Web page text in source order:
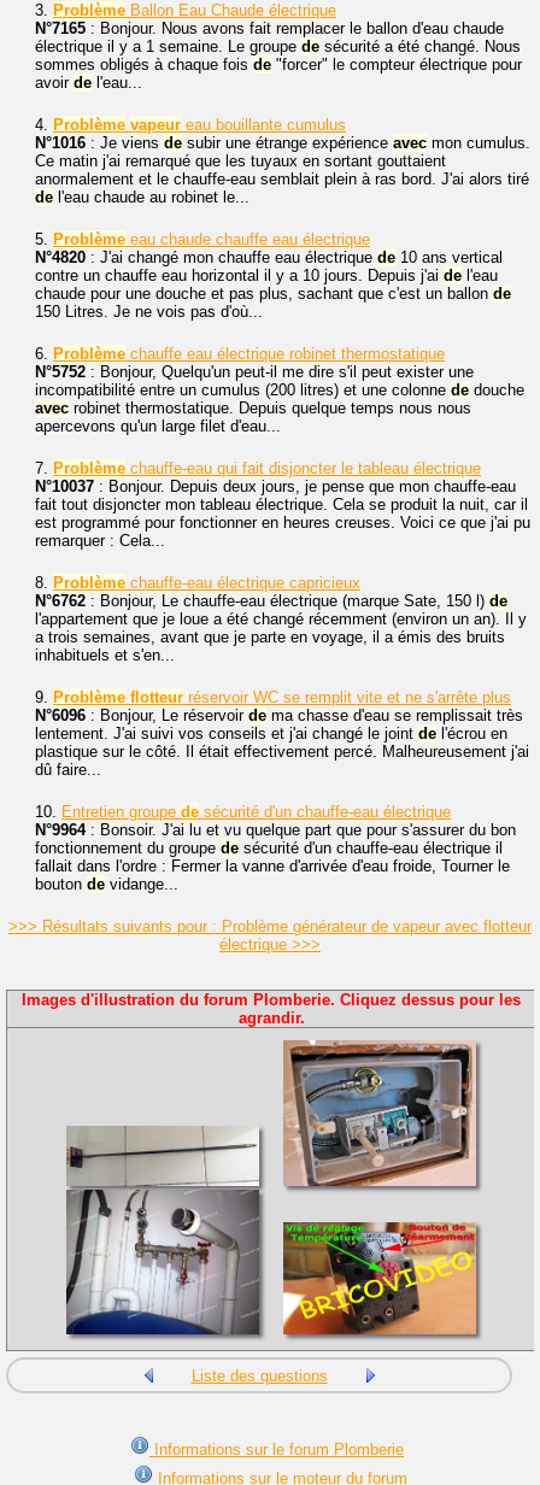
3. Problème Ballon Eau Chaude électrique
N°7165 : Bonjour. Nous avons fait remplacer le ballon d'eau chaude
électrique il y a 1 semaine. Le groupe de sécurité a été changé. Nous
sommes obligés à chaque fois de "forcer" le compteur électrique pour
avoir de l'eau...
4. Problème vapeur eau bouillante cumulus
N°1016 : Je viens de subir une étrange expérience avec mon cumulus.
Ce matin j'ai remarqué que les tuyaux en sortant gouttaient
anormalement et le chauffe-eau semblait plein à ras bord. J'ai alors tiré
de l'eau chaude au robinet le...
5. Problème eau chaude chauffe eau électrique
N°4820 : J'ai changé mon chauffe eau électrique de 10 ans vertical
contre un chauffe eau horizontal il y a 10 jours. Depuis j'ai de l'eau
chaude pour une douche et pas plus, sachant que c'est un ballon de
150 Litres. Je ne vois pas d'où...
6. Problème chauffe eau électrique robinet thermostatique
N°5752 : Bonjour, Quelqu'un peut-il me dire s'il peut exister une
incompatibilité entre un cumulus (200 litres) et une colonne de douche
avec robinet thermostatique. Depuis quelque temps nous nous
apercevons qu'un large filet d'eau...
7. Problème chauffe-eau qui fait disjoncter le tableau électrique
N°10037 : Bonjour. Depuis deux jours, je pense que mon chauffe-eau
fait tout disjoncter mon tableau électrique. Cela se produit la nuit, car il
est programmé pour fonctionner en heures creuses. Voici ce que j'ai pu
remarquer : Cela...
8. Problème chauffe-eau électrique capricieux
N°6762 : Bonjour, Le chauffe-eau électrique (marque Sate, 150 l) de
l'appartement que je loue a été changé récemment (environ un an). Il y
a trois semaines, avant que je parte en voyage, il a émis des bruits
inhabituels et s'en...
9. Problème flotteur réservoir WC se remplit vite et ne s'arrête plus
N°6096 : Bonjour, Le réservoir de ma chasse d'eau se remplissait très
lentement. J'ai suivi vos conseils et j'ai changé le joint de l'écrou en
plastique sur le côté. Il était effectivement percé. Malheureusement j'ai
dû faire...
10. Entretien groupe de sécurité d'un chauffe-eau électrique
N°9964: Bonsoir. J'ai lu et vu quelque part que pour s'assurer du bon
fonctionnement du groupe de sécurité d'un chauffe-eau électrique il
fallait dans l'ordre : Fermer la vanne d'arrivée d'eau froide, Tourner le
bouton de vidange...
>>> Résultats suivants pour : Problème générateur de vapeur avec flotteur
électrique >>>
Images d'illustration du forum Plomberie. Cliquez dessus pour les
agrandir.
Liste des questions
Informations sur le forum Plomberie
Informations sur le moteur du forum